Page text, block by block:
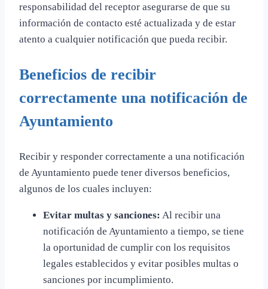
responsabilidad del receptor asegurarse de que su
información de contacto esté actualizada y de estar
atento a cualquier notificación que pueda recibir.
Beneficios de recibir
correctamente una notificación de
Ayuntamiento
Recibir y responder correctamente a una notificación
de Ayuntamiento puede tener diversos beneficios,
algunos de los cuales incluyen:
Evitar multas y sanciones: Al recibir una
notificación de Ayuntamiento a tiempo, se tiene
la oportunidad de cumplir con los requisitos
legales establecidos y evitar posibles multas o
sanciones por incumplimiento.